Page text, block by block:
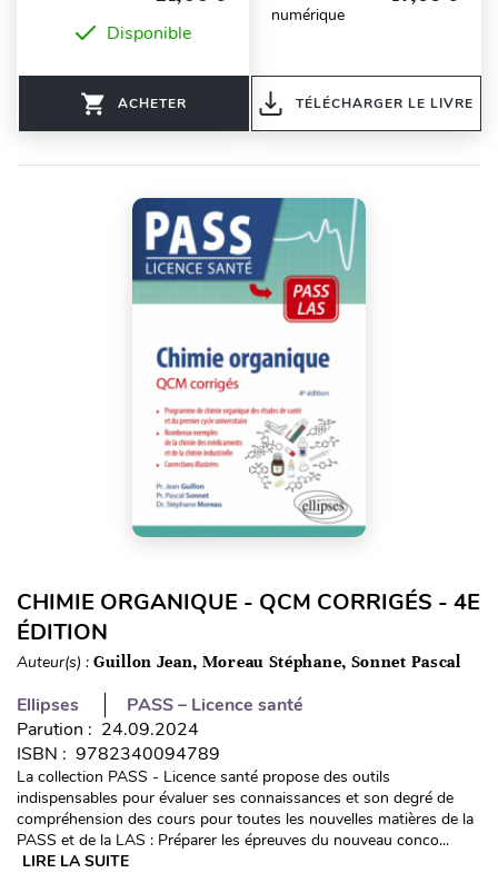
Disponible
ACHETER
numérique
TÉLÉCHARGER LE LIVRE
CHIMIE ORGANIQUE - QCM CORRIGÉS - 4E
ÉDITION
Auteur(s) : Guillon Jean, Moreau Stéphane, Sonnet Pascal
Ellipses
PASS – Licence santé
Parution : 24.09.2024
ISBN : 9782340094789
La collection PASS - Licence santé propose des outils
indispensables pour évaluer ses connaissances et son degré de
compréhension des cours pour toutes les nouvelles matières de la
PASS et de la LAS : Préparer les épreuves du nouveau conco...
LIRE LA SUITE